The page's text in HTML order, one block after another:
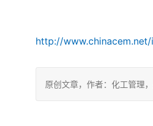
http://
原创文章，作者：化工管理